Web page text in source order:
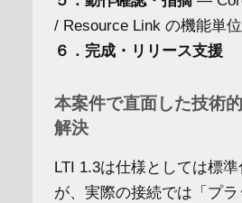
/ Resource Link の機能単
６．完成・リリース支援
本案件で直面した技術
解決
LTI 1.3は仕様としては標
が、実際の接続では「プラ